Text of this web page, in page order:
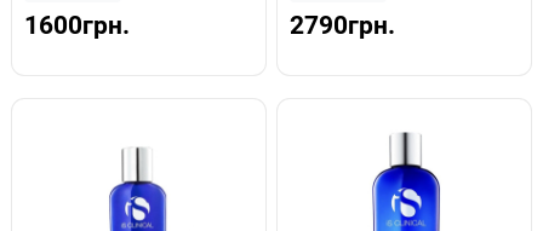
1600грн. 2790грн.